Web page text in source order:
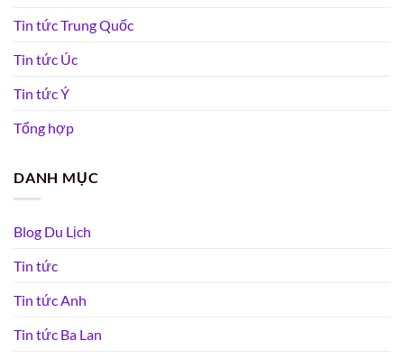
Tin tức Trung Quốc
Tin tức Úc
Tin tức Ý
Tổng hợp
DANH MỤC
Blog Du Lịch
Tin tức
Tin tức Anh
Tin tức Ba Lan